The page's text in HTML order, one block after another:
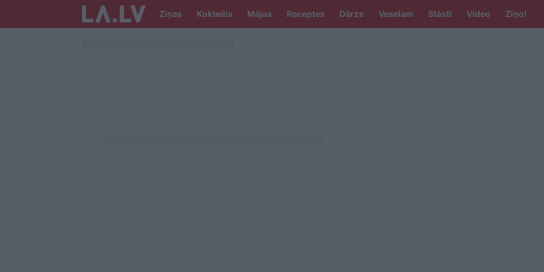
Ziņas Kokteilis Mājas Receptes Dārzs Veselam Stāsti Video Ziņo!